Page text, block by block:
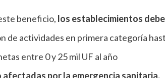
beneficio, los establecimientos
de actividades en primera categoría
entre 0 y 25 mil UF al año
afectadas por la emergencia sanitaria.